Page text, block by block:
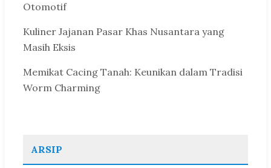
Otomotif
Kuliner Jajanan Pasar Khas Nusantara yang
Masih Eksis
Memikat Cacing Tanah: Keunikan dalam Tradisi
Worm Charming
ARSIP